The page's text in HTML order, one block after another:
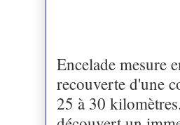
Encelade mesure
recouverte d'une
25 à 30